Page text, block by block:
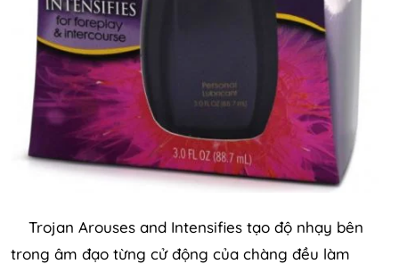
Trojan Arouses and Intensifies tạo độ nhạy bên
trong âm đạo từng cử động của chàng đều làm